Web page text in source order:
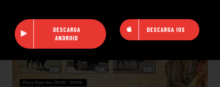
DESCARGA
ANDROID
DESCARGA IOS